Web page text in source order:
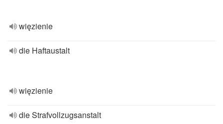
więzienie
die Haftaustalt
więzienie
die Strafvollzugsanstalt